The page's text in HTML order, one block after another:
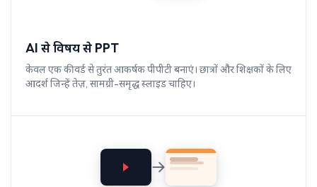
AI से विषय से PPT
केवल एक कीवर्ड से तुरंत आकर्षक पीपीटी बनाएं। छात्रों और शिक्षकों के लिए
आदर्श जिन्हें तेज़, सामग्री-समृद्ध स्लाइड चाहिए।